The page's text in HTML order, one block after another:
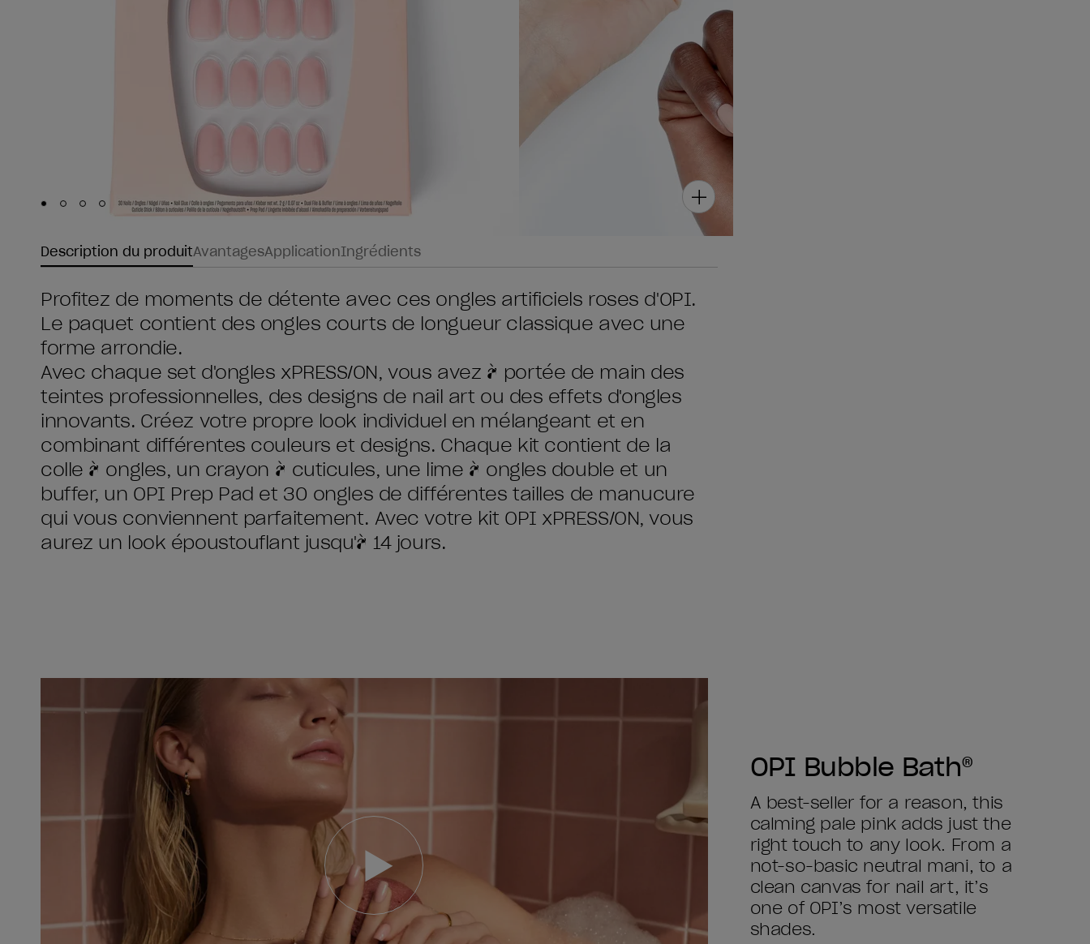
Skip to slide1
Skip to slide2
Skip to slide3
Skip to slide4
Description du produitAvantagesApplicationIngrédients
Profitez de moments de détente avec ces ongles artificiels roses d'OPI.
Le paquet contient des ongles courts de longueur classique avec une
forme arrondie.
Avec chaque set d'ongles xPRESS/ON, vous avez à portée de main des
teintes professionnelles, des designs de nail art ou des effets d'ongles
innovants. Créez votre propre look individuel en mélangeant et en
combinant différentes couleurs et designs. Chaque kit contient de la
colle à ongles, un crayon à cuticules, une lime à ongles double et un
buffer, un OPI Prep Pad et 30 ongles de différentes tailles de manucure
qui vous conviennent parfaitement. Avec votre kit OPI xPRESS/ON, vous
aurez un look époustouflant jusqu'à 14 jours.
OPI Bubble Bath®
A best-seller for a reason, this
calming pale pink adds just the
right touch to any look. From a
not-so-basic neutral mani, to a
clean canvas for nail art, it’s
one of OPI’s most versatile
shades.